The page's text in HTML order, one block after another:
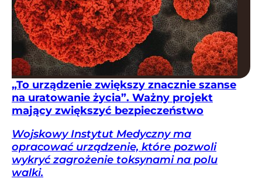
„To urządzenie zwiększy znacznie szanse
na uratowanie życia”. Ważny projekt
mający zwiększyć bezpieczeństwo
Wojskowy Instytut Medyczny ma
opracować urządzenie, które pozwoli
wykryć zagrożenie toksynami na polu
walki.